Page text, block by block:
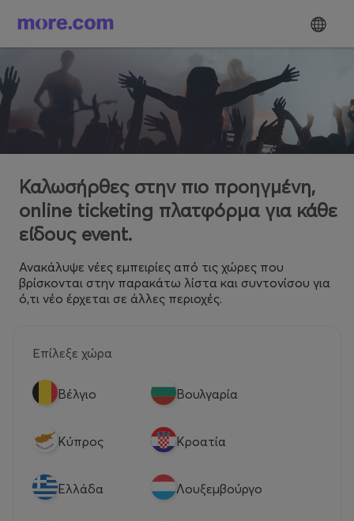
Καλωσήρθες στην πιο προηγμένη,
online ticketing πλατφόρμα για κάθε
είδους event.
Ανακάλυψε νέες εμπειρίες από τις χώρες που
βρίσκονται στην παρακάτω λίστα και συντονίσου για
ό,τι νέο έρχεται σε άλλες περιοχές.
Επίλεξε χώρα
Βέλγιο Βουλγαρία
Κύπρος Κροατία
Eλλάδα Λουξεμβούργο